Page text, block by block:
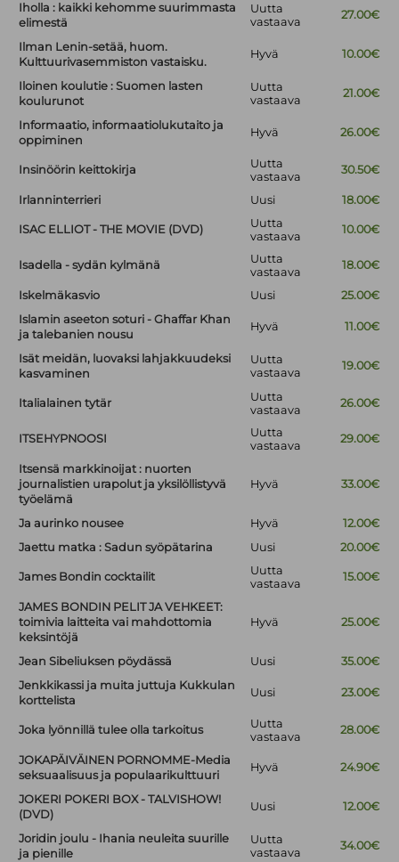
Iholla : kaikki kehomme suurimmasta
elimestä
Uutta
vastaava
27.00€
Ilman Lenin-setää, huom.
Kulttuurivasemmiston vastaisku.
Hyvä 10.00€
Iloinen koulutie : Suomen lasten
koulurunot
Uutta
vastaava
21.00€
Informaatio, informaatiolukutaito ja
oppiminen
Hyvä 26.00€
Insinöörin keittokirja
Uutta
vastaava
30.50€
Irlanninterrieri Uusi 18.00€
ISAC ELLIOT - THE MOVIE (DVD)
Uutta
vastaava
10.00€
Isadella - sydän kylmänä
Uutta
vastaava
18.00€
Iskelmäkasvio Uusi
25.00€
Islamin aseeton soturi - Ghaffar Khan
ja talebanien nousu
Hyvä 11.00€
Isät meidän, luovaksi lahjakkuudeksi
kasvaminen
Uutta
vastaava
19.00€
Italialainen tytär
Uutta
vastaava
26.00€
ITSEHYPNOOSI
Uutta
vastaava
29.00€
Itsensä markkinoijat : nuorten
journalistien urapolut ja yksilöllistyvä
työelämä
Hyvä 33.00€
Ja aurinko nousee Hyvä
12.00€
Jaettu matka : Sadun syöpätarina
Uusi 20.00€
James Bondin cocktailit
Uutta
vastaava
15.00€
JAMES BONDIN PELIT JA VEHKEET:
toimivia laitteita vai mahdottomia
keksintöjä
Hyvä 25.00€
Jean Sibeliuksen pöydässä Uusi
35.00€
Jenkkikassi ja muita juttuja Kukkulan
korttelista
Uusi 23.00€
Joka lyönnillä tulee olla tarkoitus
Uutta
vastaava
28.00€
JOKAPÄIVÄINEN PORNOMME-Media
seksuaalisuus ja populaarikulttuuri
Hyvä 24.90€
JOKERI POKERI BOX - TALVISHOW!
(DVD)
Uusi 12.00€
Joridin joulu - Ihania neuleita suurille
ja pienille
Uutta
vastaava
34.00€